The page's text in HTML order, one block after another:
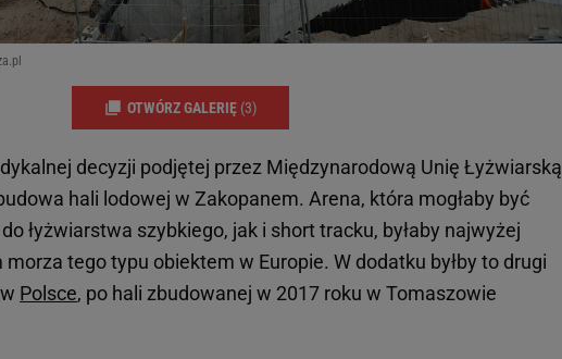
OTWÓRZ GALERIĘ (3)
decyzji podjętej przez Międzynarodową Unię Łyżwiarską
hali lodowej w Zakopanem. Arena, która mogłaby być
łyżwiarstwa szybkiego, jak i short tracku, byłaby najwyżej
tego typu obiektem w Europie. W dodatku byłby to drugi
Polsce, po hali zbudowanej w 2017 roku w Tomaszowie